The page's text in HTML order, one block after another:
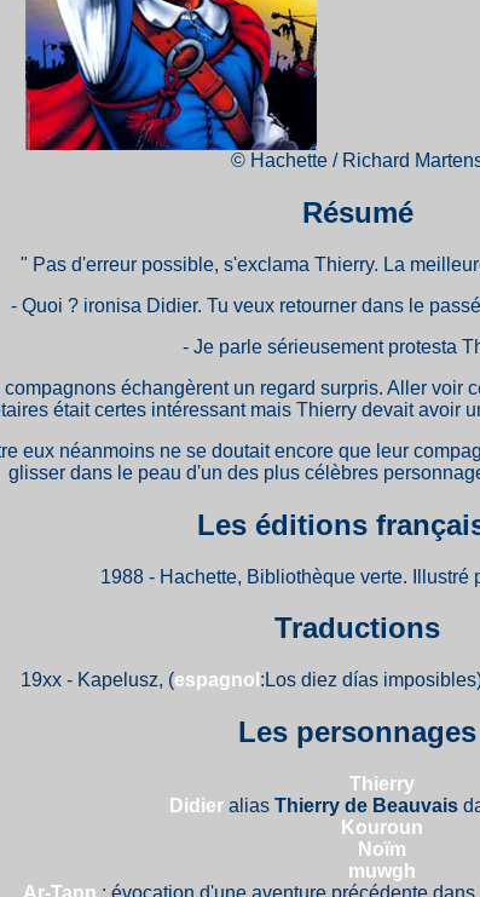
© Hachette / Richard
Résumé
" Pas d'erreur possible, s'exclama Thierry. La
- Quoi ? ironisa Didier. Tu veux retourner dans le
- Je parle sérieusement protesta
compagnons échangèrent un regard surpris. Aller voir
était certes intéressant mais Thierry devait avoir
eux néanmoins ne se doutait encore que leur
glisser dans le peau d'un des plus célèbres
Les éditions
1988 - Hachette, Bibliothèque verte. Illustré
Traductions
19xx - Kapelusz, (espagnol :Los diez días
Les personnages
Thierry
Didieralias Thierry de Beauvais
Kouroun
Noïm
muwgh